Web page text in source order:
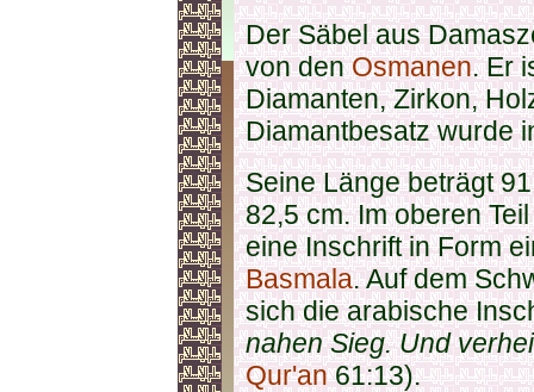
Der Säbel aus
von denOsmanen. Er
Diamanten, Zirkon,
Diamantbesatz wurde
Seine Länge beträgt
82,5 cm. Im oberen
eine Inschrift in Form
Basmala. Auf dem
sich die arabische
nahen Sieg. Und
Qur'an61:13).